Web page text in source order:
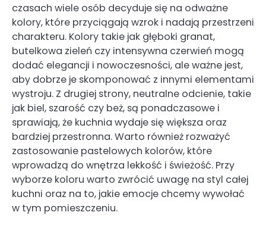
czasach wiele osób decyduje się na odważne
kolory, które przyciągają wzrok i nadają przestrzeni
charakteru. Kolory takie jak głęboki granat,
butelkowa zieleń czy intensywna czerwień mogą
dodać elegancji i nowoczesności, ale ważne jest,
aby dobrze je skomponować z innymi elementami
wystroju. Z drugiej strony, neutralne odcienie, takie
jak biel, szarość czy beż, są ponadczasowe i
sprawiają, że kuchnia wydaje się większa oraz
bardziej przestronna. Warto również rozważyć
zastosowanie pastelowych kolorów, które
wprowadzą do wnętrza lekkość i świeżość. Przy
wyborze koloru warto zwrócić uwagę na styl całej
kuchni oraz na to, jakie emocje chcemy wywołać
w tym pomieszczeniu.